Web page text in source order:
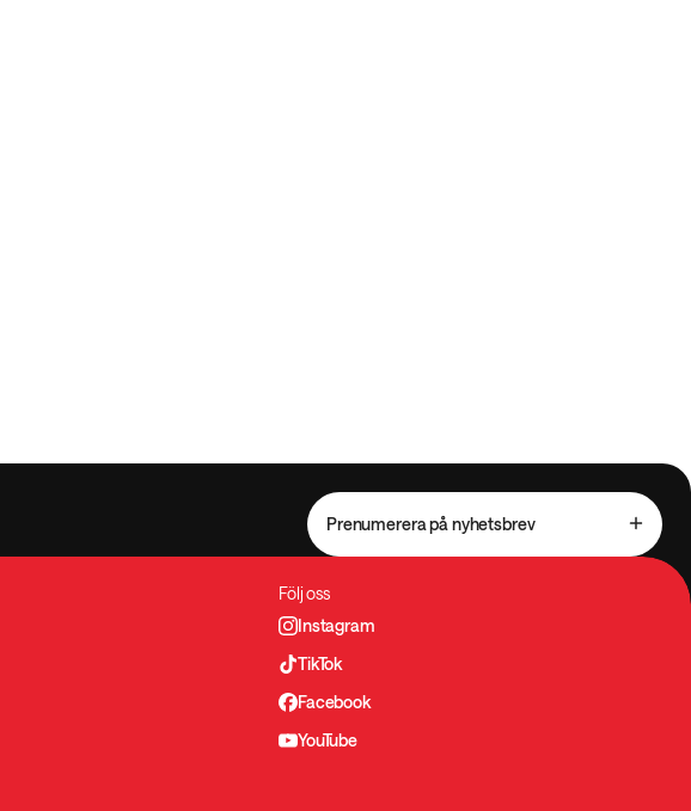
Prenumerera på nyhetsbrev
Följ oss
Instagram
TikTok
Facebook
YouTube